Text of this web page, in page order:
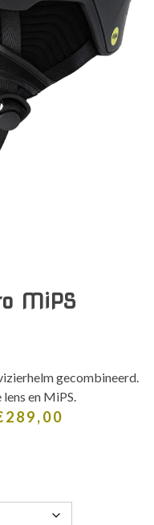
MiPS
gecombineerd.
en MiPS.
289,00